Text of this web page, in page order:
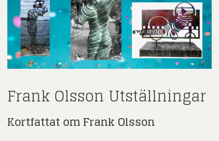
Frank Olsson Utställningar
Kortfattat om Frank Olsson